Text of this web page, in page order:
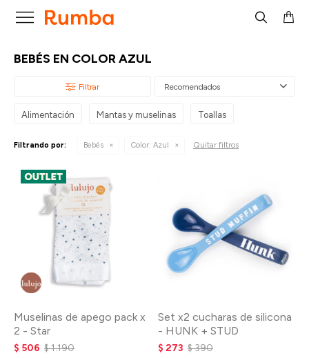

BEBÉS EN COLOR AZUL
Recomendados
Alimentación Mantas y muselinas Toallas
Filtrando por: Bebés Color: Azul Quitar filtros
Muselinas de apego pack x
2 - Star
$ 506 $1.190
Set x2 cucharas de silicona
- HUNK + STUD
$ 273 $390